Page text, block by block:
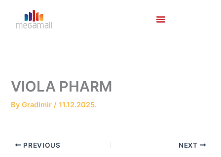
content
VIOLA PHARM
ByGradimir/11.12.2025.
PREVIOUS NEXT